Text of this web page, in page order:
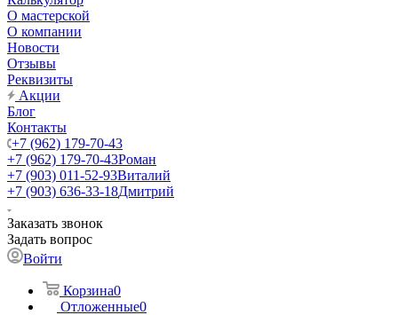
О мастерской
О компании
Новости
Отзывы
Реквизиты
Акции
Блог
Контакты
+7 (962) 179-70-43
+7 (962) 179-70-43Роман
+7 (903) 011-52-93Виталий
+7 (903) 636-33-18Дмитрий
Заказать звонок
Задать вопрос
Войти
Корзина0
Отложенные0